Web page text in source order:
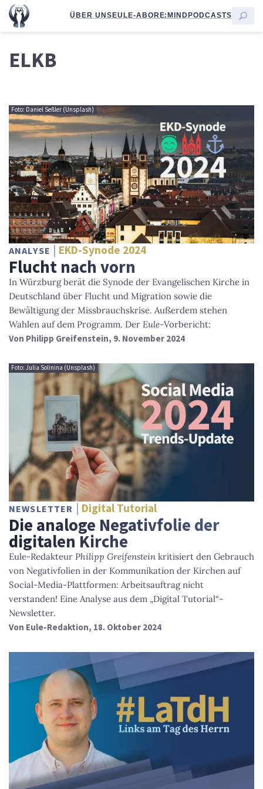
ÜBER UNSEULE-ABORE:MINDPODCASTS
ELKB
Foto: Daniel Seßler (Unsplash)
ANALYSE EKD-Synode 2024
Flucht nach vorn
In Würzburg berät die Synode der Evangelischen Kirche in
Deutschland über Flucht und Migration sowie die
Bewältigung der Missbrauchskrise. Außerdem stehen
Wahlen auf dem Programm. Der Eule-Vorbericht:
Von Philipp Greifenstein, 9. November 2024
Foto: Julia Solinina (Unsplash)
NEWSLETTER Digital Tutorial
Die analoge Negativfolie der
digitalen Kirche
Eule-Redakteur Philipp Greifenstein kritisiert den Gebrauch
von Negativfolien in der Kommunikation der Kirchen auf
Social-Media-Plattformen: Arbeitsauftrag nicht
verstanden! Eine Analyse aus dem „Digital Tutorial“-
Newsletter.
Von Eule-Redaktion, 18. Oktober 2024